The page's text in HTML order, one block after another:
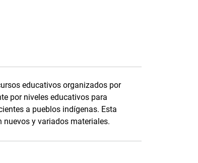
educativos organizados por
por niveles educativos para
a pueblos indígenas. Esta
y variados materiales.